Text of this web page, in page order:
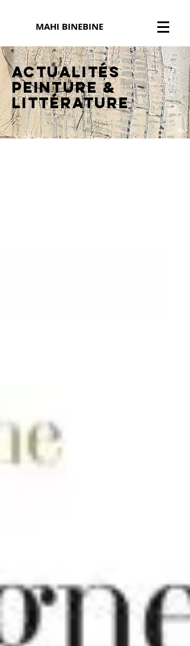
MAHI BINEBINE
Actualités
peinture&
littérature